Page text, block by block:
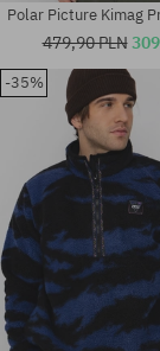
Dostępne rozmiary:
Polar Picture Kimag
479,90 PLN
-35%